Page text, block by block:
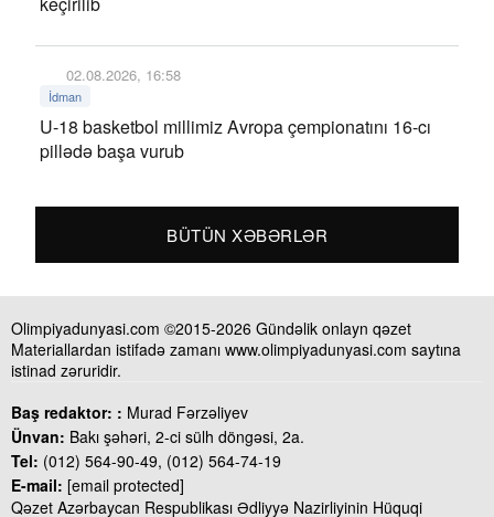
02.08.2026, 16:58
İdman
U-18 basketbol millimiz Avropa çempionatını 16-cı
pillədə başa vurub
BÜTÜN XƏBƏRLƏR
Olimpiyadunyasi.com ©2015-2026 Gündəlik onlayn qəzet
Materiallardan istifadə zamanı www.olimpiyadunyasi.com saytına
istinad zəruridir.
Baş redaktor: : Murad Fərzəliyev
Ünvan: Bakı şəhəri, 2-ci sülh döngəsi, 2a.
Tel: (012) 564-90-49, (012) 564-74-19
E-mail: [email protected]
Qəzet Azərbaycan Respublikası Ədliyyə Nazirliyinin Hüquqi